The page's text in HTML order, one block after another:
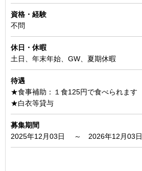
資格・経験
不問
休日・休暇
土日、年末年始、GW、夏期休暇
待遇
★食事補助：１食125円で食べられます
★白衣等貸与
募集期間
2025年12月03日 ～ 2026年12月03日